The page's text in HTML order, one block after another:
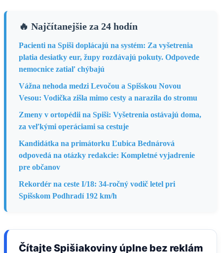
🔥 Najčítanejšie za 24 hodín
Pacienti na Spiši doplácajú na systém: Za vyšetrenia
platia desiatky eur, župy rozdávajú pokuty. Odpovede
nemocnice zatiaľ chýbajú
Vážna nehoda medzi Levočou a Spišskou Novou
Vesou: Vodička zišla mimo cesty a narazila do stromu
Zmeny v ortopédii na Spiši: Vyšetrenia ostávajú doma,
za veľkými operáciami sa cestuje
Kandidátka na primátorku Ľubica Bednárová
odpovedá na otázky redakcie: Kompletné vyjadrenie
pre občanov
Rekordér na ceste I/18: 34-ročný vodič letel pri
Spišskom Podhradí 192 km/h
Čítajte Spišiakoviny úplne bez reklám